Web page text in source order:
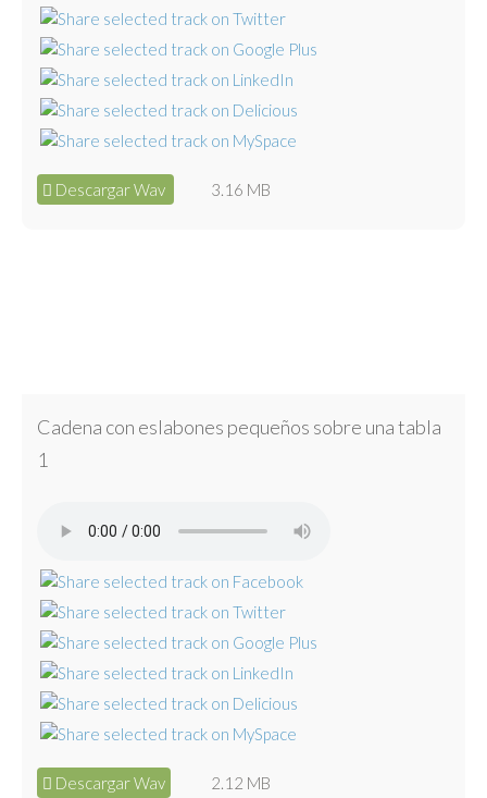
Descargar Wav 3.16 MB
Cadena con eslabones pequeños sobre una tabla
1
Descargar Wav 2.12 MB